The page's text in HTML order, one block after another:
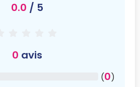
0.0 / 5
0 avis
(0)